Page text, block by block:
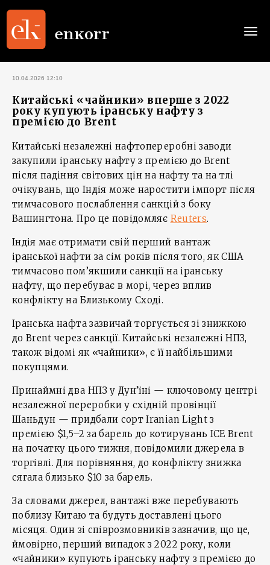
10.04.2026 12:10
Китайські «чайники» вперше з 2022
року купують іранську нафту з
премією до Brent
Китайські незалежні нафтопереробні заводи
закупили іранську нафту з премією до Brent
після падіння світових цін на нафту та на тлі
очікувань, що Індія може наростити імпорт після
тимчасового послаблення санкцій з боку
Вашингтона. Про це повідомляє Reuters.
Індія має отримати свій перший вантаж
іранської нафти за сім років після того, як США
тимчасово пом’якшили санкції на іранську
нафту, що перебуває в морі, через вплив
конфлікту на Близькому Сході.
Іранська нафта зазвичай торгується зі знижкою
до Brent через санкції. Китайські незалежні НПЗ,
також відомі як «чайники», є її найбільшими
покупцями.
Принаймні два НПЗ у Дун’їні — ключовому центрі
незалежної переробки у східній провінції
Шаньдун — придбали сорт Iranian Light з
премією $1,5–2 за барель до котирувань ICE Brent
на початку цього тижня, повідомили джерела в
торгівлі. Для порівняння, до конфлікту знижка
сягала близько $10 за барель.
За словами джерел, вантажі вже перебувають
поблизу Китаю та будуть доставлені цього
місяця. Один зі співрозмовників зазначив, що це,
ймовірно, перший випадок з 2022 року, коли
«чайники» купують іранську нафту з премією до